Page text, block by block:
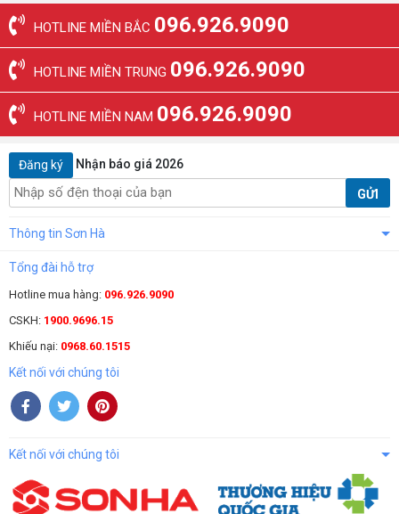
HOTLINE MIỀN BẮC 096.926.9090
HOTLINE MIỀN TRUNG 096.926.9090
HOTLINE MIỀN NAM 096.926.9090
Đăng ký Nhận báo giá 2026
GỬI
Thông tin Sơn Hà
Tổng đài hỗ trợ
Hotline mua hàng: 096.926.9090
CSKH: 1900.9696.15
Khiếu nại: 0968.60.1515
Kết nối với chúng tôi
Kết nối với chúng tôi